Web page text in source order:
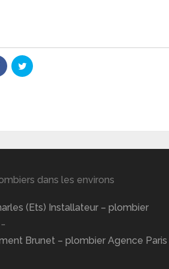
dans les environs
(Ets) Installateur – plombier
Brunet – plombier Agence Paris